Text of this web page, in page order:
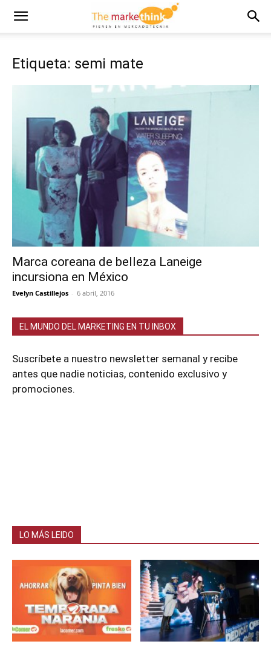
Etiqueta: semi mate
Marca coreana de belleza Laneige
incursiona en México
Evelyn Castillejos - 6 abril, 2016
EL MUNDO DEL MARKETING EN TU INBOX
Suscríbete a nuestro newsletter semanal y recibe
antes que nadie noticias, contenido exclusivo y
promociones.
LO MÁS LEIDO